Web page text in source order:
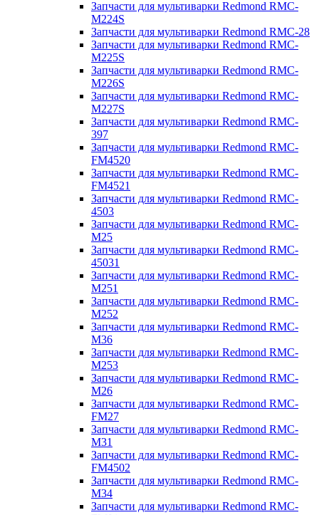
Запчасти для мультиварки Redmond RMC-
M224S
Запчасти для мультиварки Redmond RMC-28
Запчасти для мультиварки Redmond RMC-
M225S
Запчасти для мультиварки Redmond RMC-
M226S
Запчасти для мультиварки Redmond RMC-
M227S
Запчасти для мультиварки Redmond RMC-
397
Запчасти для мультиварки Redmond RMC-
FM4520
Запчасти для мультиварки Redmond RMC-
FM4521
Запчасти для мультиварки Redmond RMC-
4503
Запчасти для мультиварки Redmond RMC-
M25
Запчасти для мультиварки Redmond RMC-
45031
Запчасти для мультиварки Redmond RMC-
M251
Запчасти для мультиварки Redmond RMC-
M252
Запчасти для мультиварки Redmond RMC-
M36
Запчасти для мультиварки Redmond RMC-
M253
Запчасти для мультиварки Redmond RMC-
M26
Запчасти для мультиварки Redmond RMC-
FM27
Запчасти для мультиварки Redmond RMC-
M31
Запчасти для мультиварки Redmond RMC-
FM4502
Запчасти для мультиварки Redmond RMC-
M34
Запчасти для мультиварки Redmond RMC-